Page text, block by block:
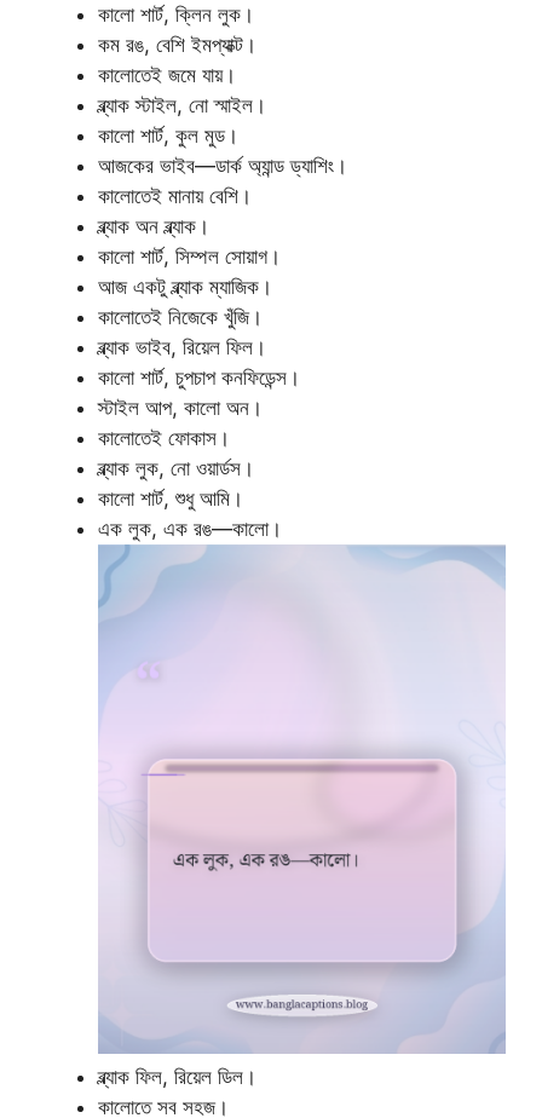
কালো শার্ট, ক্লিন লুক।
কম রঙ, বেশি ইমপ্যাক্ট।
কালোতেই জমে যায়।
ব্ল্যাক স্টাইল, নো স্মাইল।
কালো শার্ট, কুল মুড।
আজকের ভাইব—ডার্ক অ্যান্ড ড্যাশিং।
কালোতেই মানায় বেশি।
ব্ল্যাক অন ব্ল্যাক।
কালো শার্ট, সিম্পল সোয়াগ।
আজ একটু ব্ল্যাক ম্যাজিক।
কালোতেই নিজেকে খুঁজি।
ব্ল্যাক ভাইব, রিয়েল ফিল।
কালো শার্ট, চুপচাপ কনফিডেন্স।
স্টাইল আপ, কালো অন।
কালোতেই ফোকাস।
ব্ল্যাক লুক, নো ওয়ার্ডস।
কালো শার্ট, শুধু আমি।
এক লুক, এক রঙ—কালো।
ব্ল্যাক ফিল, রিয়েল ডিল।
কালোতে সব সহজ।